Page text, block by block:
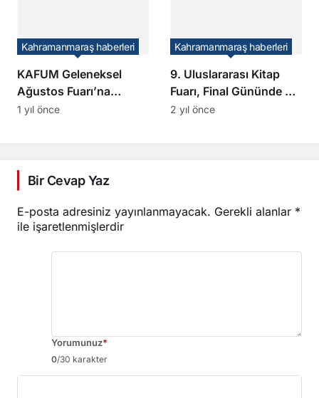
KAFUM Geleneksel
Ağustos Fuarı’na
Hazırlanıyor
Kahramanmaraş haberleri
1 yıl önce
9. Uluslararası Kitap
Fuarı, Final Gününde de
Binlerce Misafirini
Kahramanmaraş haberleri
2 yıl önce
Bir Cevap Yaz
E-posta adresiniz yayınlanmayacak. Gerekli alanlar *
ile işaretlenmişlerdir
Yorumunuz*
0/30 karakter